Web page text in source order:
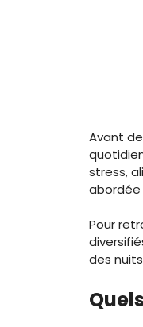
Avant
stress,
abordée
Pour
des